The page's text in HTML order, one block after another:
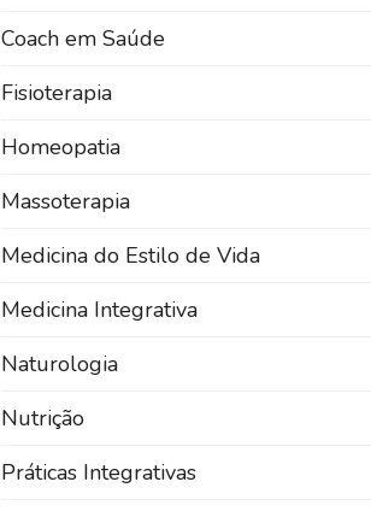
Coach em Saúde
Fisioterapia
Homeopatia
Massoterapia
Medicina do Estilo de Vida
Medicina Integrativa
Naturologia
Nutrição
Práticas Integrativas